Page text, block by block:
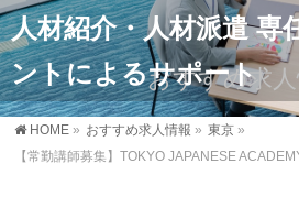
人材紹介・人材派遣 専
ントによるサポート
おすすめ求
HOME » おすすめ求人情報 » 東京 »
【常勤講師募集】TOKYO JAPANESE